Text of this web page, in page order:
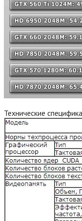
Технические